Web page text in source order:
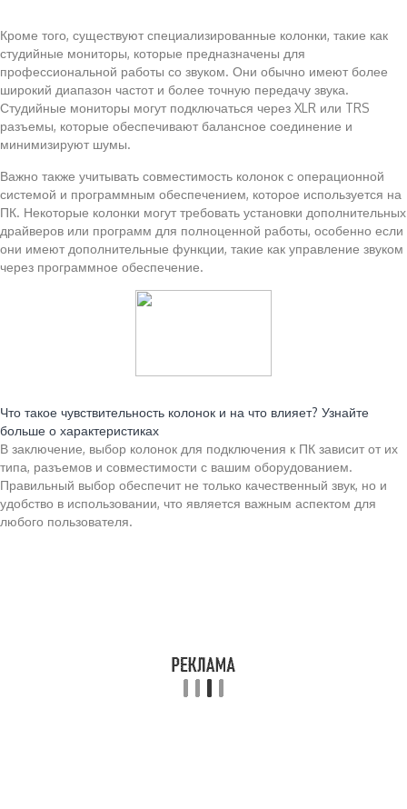
Кроме того, существуют специализированные колонки, такие как
студийные мониторы, которые предназначены для
профессиональной работы со звуком. Они обычно имеют более
широкий диапазон частот и более точную передачу звука.
Студийные мониторы могут подключаться через XLR или TRS
разъемы, которые обеспечивают балансное соединение и
минимизируют шумы.
Важно также учитывать совместимость колонок с операционной
системой и программным обеспечением, которое используется на
ПК. Некоторые колонки могут требовать установки дополнительных
драйверов или программ для полноценной работы, особенно если
они имеют дополнительные функции, такие как управление звуком
через программное обеспечение.
Что такое чувствительность колонок и на что влияет? Узнайте
больше о характеристиках
В заключение, выбор колонок для подключения к ПК зависит от их
типа, разъемов и совместимости с вашим оборудованием.
Правильный выбор обеспечит не только качественный звук, но и
удобство в использовании, что является важным аспектом для
любого пользователя.